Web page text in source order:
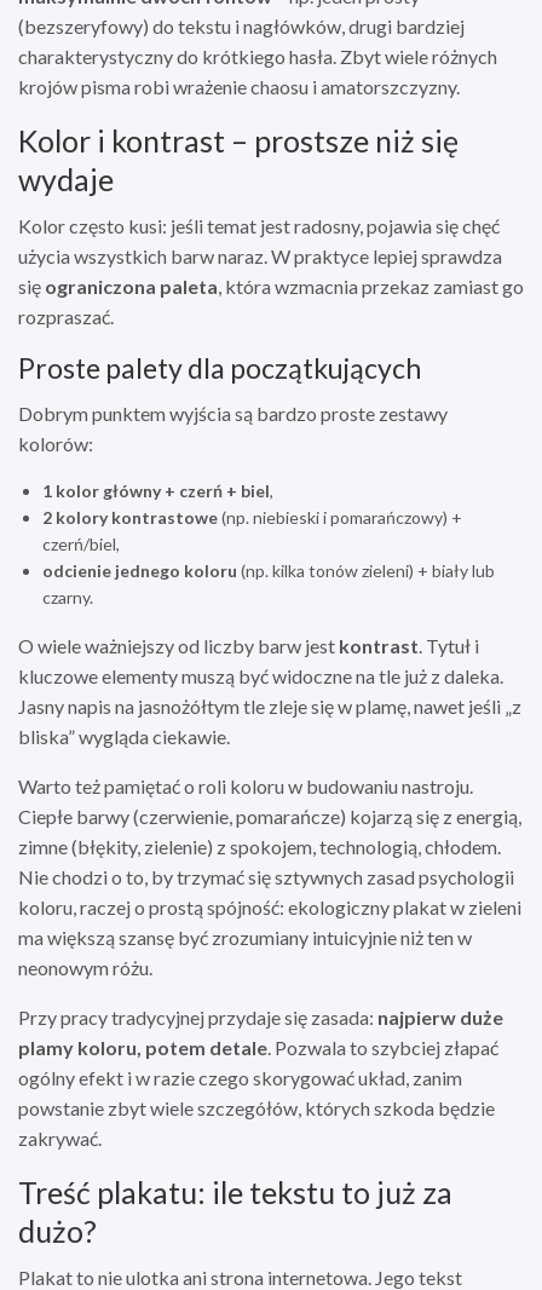
(bezszeryfowy) do tekstu i nagłówków, drugi bardziej
charakterystyczny do krótkiego hasła. Zbyt wiele różnych
krojów pisma robi wrażenie chaosu i amatorszczyzny.
Kolor i kontrast – prostsze niż się
wydaje
Kolor często kusi: jeśli temat jest radosny, pojawia się chęć
użycia wszystkich barw naraz. W praktyce lepiej sprawdza
się ograniczona paleta , która wzmacnia przekaz zamiast go
rozpraszać.
Proste palety dla początkujących
Dobrym punktem wyjścia są bardzo proste zestawy
kolorów:
1 kolor główny + czerń + biel,
2 kolory kontrastowe(np. niebieski i pomarańczowy) +
czerń/biel,
odcienie jednego koloru (np. kilka tonów zieleni) + biały lub
czarny.
O wiele ważniejszy od liczby barw jest kontrast . Tytuł i
kluczowe elementy muszą być widoczne na tle już z daleka.
Jasny napis na jasnożółtym tle zleje się w plamę, nawet jeśli „z
bliska” wygląda ciekawie.
Warto też pamiętać o roli koloru w budowaniu nastroju.
Ciepłe barwy (czerwienie, pomarańcze) kojarzą się z energią,
zimne (błękity, zielenie) z spokojem, technologią, chłodem.
Nie chodzi o to, by trzymać się sztywnych zasad psychologii
koloru, raczej o prostą spójność: ekologiczny plakat w zieleni
ma większą szansę być zrozumiany intuicyjnie niż ten w
neonowym różu.
Przy pracy tradycyjnej przydaje się zasada: najpierw duże
plamy koloru, potem detale . Pozwala to szybciej złapać
ogólny efekt i w razie czego skorygować układ, zanim
powstanie zbyt wiele szczegółów, których szkoda będzie
zakrywać.
Treść plakatu: ile tekstu to już za
dużo?
Plakat to nie ulotka ani strona internetowa. Jego tekst